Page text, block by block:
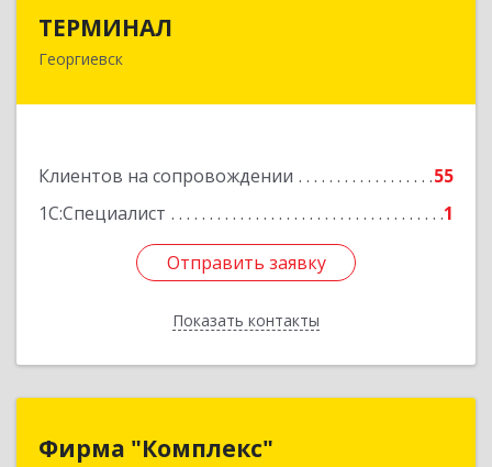
ТЕРМИНАЛ
Георгиевск
Клиентов на сопровождении
55
1С:Специалист
1
Отправить заявку
Показать контакты
357820, Ставропольский край, Георгиевск г,
Отправить заявку
Назад
Фирма "Комплекс"